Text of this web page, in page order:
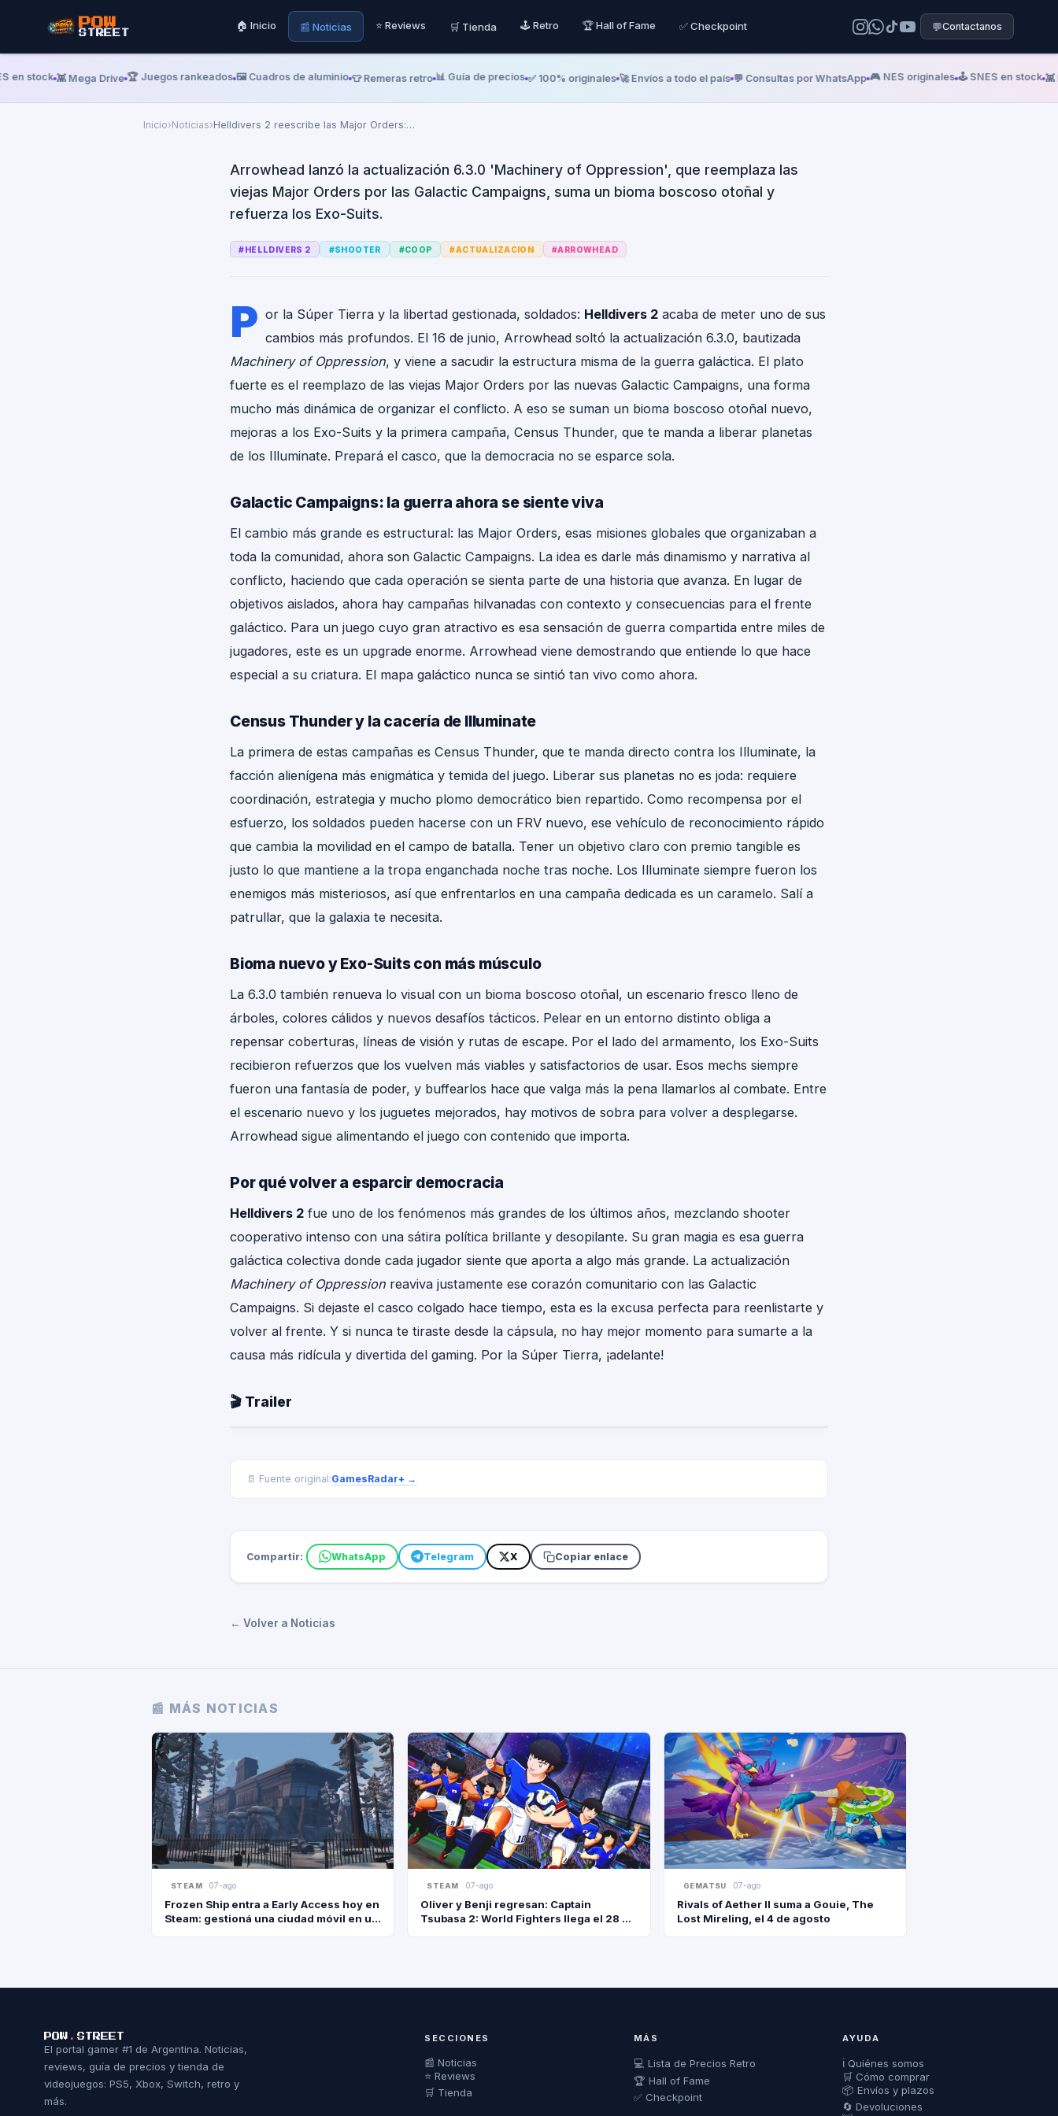
POW
STREET
🏠 Inicio 📰 Noticias ⭐ Reviews 🛒 Tienda 🕹️ Retro 🏆 Hall of Fame ✅ Checkpoint 💬Contactanos
stock 👾 Mega Drive 🏆 Juegos rankeados 🖼️ Cuadros de aluminio 👕 Remeras retro 📊 Guía de precios ✅ 100% originales 🚀 Envíos a todo el país 💬 Consultas por WhatsApp 🎮 NES originales 🕹️ SNES en stock 👾
Inicio›Noticias›Helldivers 2 reescribe las Major Orders:…
GAMESRADAR+
Helldivers 2 reescribe las Major Orders: llegó
'Machinery of Oppression' con campañas
galácticas
Arrowhead lanzó la actualización 6.3.0 'Machinery of Oppression', que reemplaza las
viejas Major Orders por las Galactic Campaigns, suma un bioma boscoso otoñal y
refuerza los Exo-Suits.
#HELLDIVERS 2 #SHOOTER #COOP #ACTUALIZACION #ARROWHEAD
P or la Súper Tierra y la libertad gestionada, soldados: Helldivers 2acaba de meter uno de sus
cambios más profundos. El 16 de junio, Arrowhead soltó la actualización 6.3.0, bautizada
Machinery of Oppression, y viene a sacudir la estructura misma de la guerra galáctica. El plato
fuerte es el reemplazo de las viejas Major Orders por las nuevas Galactic Campaigns, una forma
mucho más dinámica de organizar el conflicto. A eso se suman un bioma boscoso otoñal nuevo,
mejoras a los Exo-Suits y la primera campaña, Census Thunder, que te manda a liberar planetas
de los Illuminate. Prepará el casco, que la democracia no se esparce sola.
Galactic Campaigns: la guerra ahora se siente viva
El cambio más grande es estructural: las Major Orders, esas misiones globales que organizaban a
toda la comunidad, ahora son Galactic Campaigns. La idea es darle más dinamismo y narrativa al
conflicto, haciendo que cada operación se sienta parte de una historia que avanza. En lugar de
objetivos aislados, ahora hay campañas hilvanadas con contexto y consecuencias para el frente
galáctico. Para un juego cuyo gran atractivo es esa sensación de guerra compartida entre miles de
jugadores, este es un upgrade enorme. Arrowhead viene demostrando que entiende lo que hace
especial a su criatura. El mapa galáctico nunca se sintió tan vivo como ahora.
Census Thunder y la cacería de Illuminate
La primera de estas campañas es Census Thunder, que te manda directo contra los Illuminate, la
facción alienígena más enigmática y temida del juego. Liberar sus planetas no es joda: requiere
coordinación, estrategia y mucho plomo democrático bien repartido. Como recompensa por el
esfuerzo, los soldados pueden hacerse con un FRV nuevo, ese vehículo de reconocimiento rápido
que cambia la movilidad en el campo de batalla. Tener un objetivo claro con premio tangible es
justo lo que mantiene a la tropa enganchada noche tras noche. Los Illuminate siempre fueron los
enemigos más misteriosos, así que enfrentarlos en una campaña dedicada es un caramelo. Salí a
patrullar, que la galaxia te necesita.
Bioma nuevo y Exo-Suits con más músculo
La 6.3.0 también renueva lo visual con un bioma boscoso otoñal, un escenario fresco lleno de
árboles, colores cálidos y nuevos desafíos tácticos. Pelear en un entorno distinto obliga a
repensar coberturas, líneas de visión y rutas de escape. Por el lado del armamento, los Exo-Suits
recibieron refuerzos que los vuelven más viables y satisfactorios de usar. Esos mechs siempre
fueron una fantasía de poder, y buffearlos hace que valga más la pena llamarlos al combate. Entre
el escenario nuevo y los juguetes mejorados, hay motivos de sobra para volver a desplegarse.
Arrowhead sigue alimentando el juego con contenido que importa.
Por qué volver a esparcir democracia
Helldivers 2 fue uno de los fenómenos más grandes de los últimos años, mezclando shooter
cooperativo intenso con una sátira política brillante y desopilante. Su gran magia es esa guerra
galáctica colectiva donde cada jugador siente que aporta a algo más grande. La actualización
Machinery of Oppression reaviva justamente ese corazón comunitario con las Galactic
Campaigns. Si dejaste el casco colgado hace tiempo, esta es la excusa perfecta para reenlistarte y
volver al frente. Y si nunca te tiraste desde la cápsula, no hay mejor momento para sumarte a la
causa más ridícula y divertida del gaming. Por la Súper Tierra, ¡adelante!
🎬 Trailer
📄 Fuente original:GamesRadar+ →
Compartir: WhatsApp Telegram X Copiar enlace
← Volver a Noticias
📰 MÁS NOTICIAS
STEAM 07-ago
Frozen Ship entra a Early Access hoy en
Steam: gestioná una ciudad móvil en un
STEAM 07-ago
Oliver y Benji regresan: Captain
Tsubasa 2: World Fighters llega el 28 de
GEMATSU 07-ago
Rivals of Aether II suma a Gouie, The
Lost Mireling, el 4 de agosto
POW . STREET
El portal gamer #1 de Argentina. Noticias,
reviews, guía de precios y tienda de
videojuegos: PS5, Xbox, Switch, retro y
más.
SECCIONES
📰 Noticias
⭐ Reviews
🛒 Tienda
MÁS
💻 Lista de Precios Retro
🏆 Hall of Fame
✅ Checkpoint
AYUDA
ℹ️ Quiénes somos
🛒 Cómo comprar
📦 Envíos y plazos
🔄 Devoluciones